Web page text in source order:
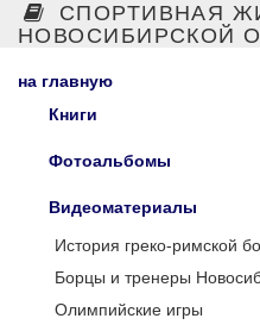
СПОРТИВНАЯ
НОВОСИБИРСКОЙ
на главную
Книги
Фотоальбомы
Видеоматериалы
История греко-римской
Борцы и тренеры
Олимпийские игры